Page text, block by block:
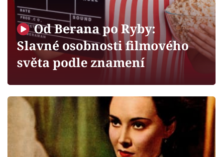
Sledujte prima+
Filmový festival Karlovy Vary
Mámy sobě
Přihlášení
Od Berana po Ryby:
Slavné osobnosti filmového
světa podle znamení